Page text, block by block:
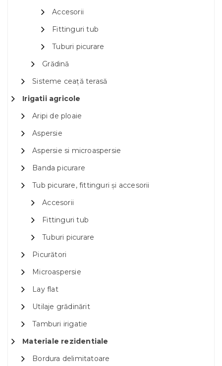
Accesorii
Fittinguri tub
Tuburi picurare
Grădină
Sisteme ceață terasă
Irigatii agricole
Aripi de ploaie
Aspersie
Aspersie si microaspersie
Banda picurare
Tub picurare, fittinguri și accesorii
Accesorii
Fittinguri tub
Tuburi picurare
Picurători
Microaspersie
Lay flat
Utilaje grădinărit
Tamburi irigatie
Materiale rezidentiale
Bordura delimitatoare